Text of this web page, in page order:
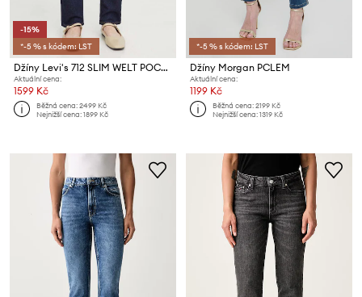
-15%
*-5 % s kódem: LST
Džíny Levi's 712 SLIM WELT POCKET
Aktuální cena:
1599 Kč
Běžná cena:2499 Kč
Nejnižší cena:1899 Kč
*-5 % s kódem: LST
Džíny Morgan PCLEM
Aktuální cena:
1199 Kč
Běžná cena:2199 Kč
Nejnižší cena:1319 Kč